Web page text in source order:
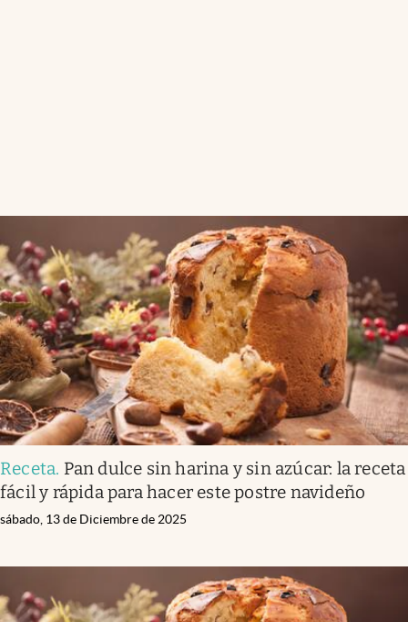
Receta. Pan dulce sin harina y sin azúcar: la receta
fácil y rápida para hacer este postre navideño
sábado, 13 de Diciembre de 2025